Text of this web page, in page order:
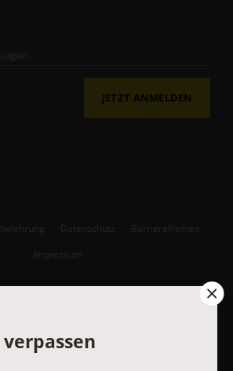
JETZT ANMELDEN
Datenschutz Barrierefreiheit
Impressum